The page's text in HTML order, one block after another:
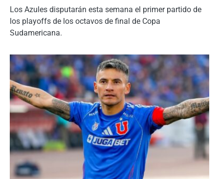
Los Azules disputarán esta semana el primer partido de
los playoffs de los octavos de final de Copa
Sudamericana.